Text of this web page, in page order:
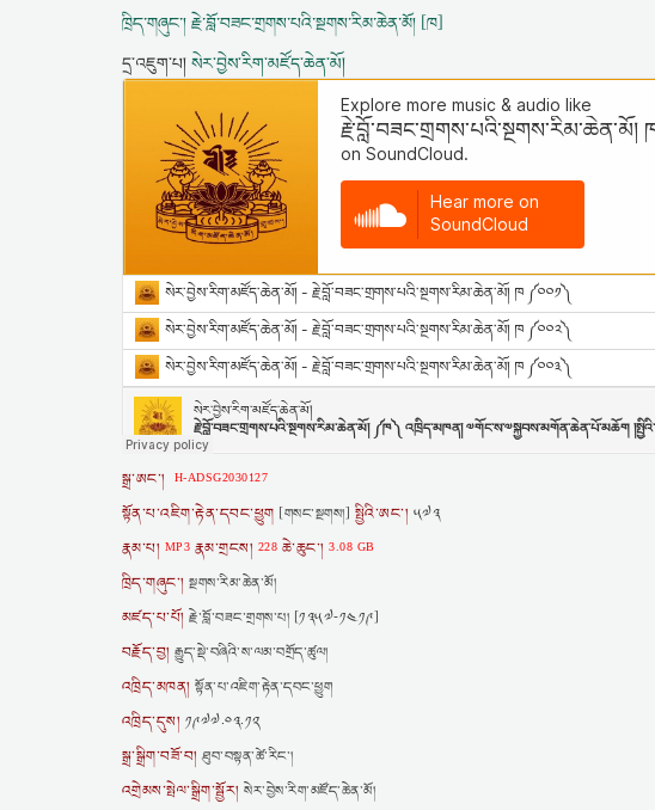
ཁྲིད་གཞུང་། རྗེ་བློ་བཟང་གྲགས་པའི་སྔགས་རིམ་ཆེན་མོ། [ཁ]
དྲ་འཇུག་པ། སེར་བྱེས་རིག་མཛོད་ཆེན་མོ།
སྒྲ་ཨང་། H-ADSG2030127
སྟོན་པ་འཇིག་རྟེན་དབང་ཕྱུག [གསང་སྔགས།] སྤྱིའི་ཨང་། ༥༧༣
རྣམ་པ། MP3 རྣམ་གྲངས། 228 ཆེ་ཆུང་། 3.08 GB
ཁྲིད་གཞུང་།སྔགས་རིམ་ཆེན་མོ།
མཛད་པ་པོ། རྗེ་བློ་བཟང་གྲགས་པ། [༡༣༥༧-༡༤༡༩]
བརྗོད་བྱ། རྒྱུད་སྡེ་བཞིའི་ས་ལམ་བགྲོད་ཚུལ།
འཁྲིད་མཁན།སྟོན་པ་འཇིག་རྟེན་དབང་ཕྱུག
འཁྲིད་དུས། ༡༩༧༧.༠༣.༡༢
སྒྲ་སྒྲིག་བཟོ་བ།ཐུབ་བསྟན་ཚེ་རིང་།
འགྲེམས་སྤེལ་སྒྲིག་སྦྱོར།སེར་བྱེས་རིག་མཛོད་ཆེན་མོ།